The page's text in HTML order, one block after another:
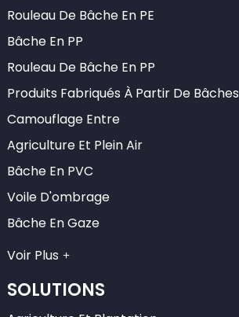
Rouleau De Bâche En PE
Bâche En PP
Rouleau De Bâche En PP
Produits Fabriqués À Partir De Bâches
Camouflage Entre
Agriculture Et Plein Air
Bâche En PVC
Voile D'ombrage
Bâche En Gaze
Voir Plus
SOLUTIONS